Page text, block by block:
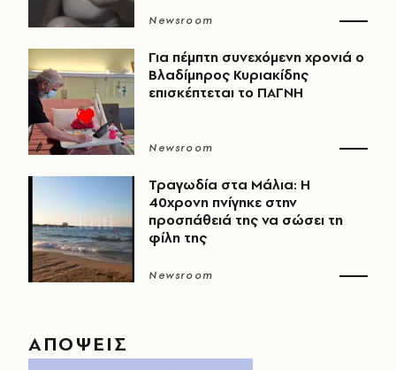
Newsroom
Για πέμπτη συνεχόμενη χρονιά ο
Βλαδίμηρος Κυριακίδης
επισκέπτεται το ΠΑΓΝΗ
Newsroom
Τραγωδία στα Μάλια: Η
40χρονη πνίγηκε στην
προσπάθειά της να σώσει τη
φίλη της
Newsroom
ΑΠΟΨΕΙΣ